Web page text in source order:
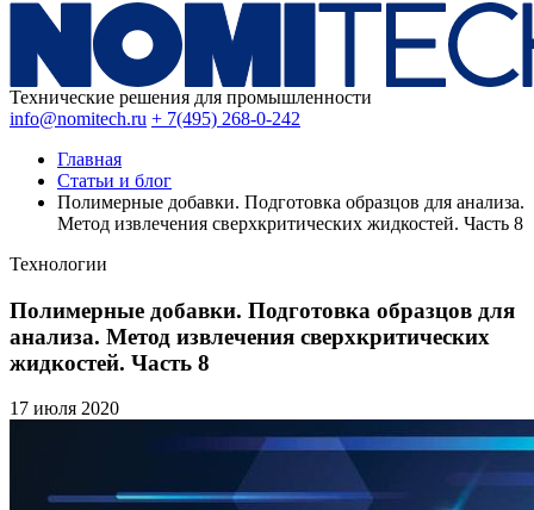
Технические решения для промышленности
info@nomitech.ru + 7(495) 268-0-242
Главная
Статьи и блог
Полимерные добавки. Подготовка образцов для анализа.
Метод извлечения сверхкритических жидкостей. Часть 8
Технологии
Полимерные добавки. Подготовка образцов для
анализа. Метод извлечения сверхкритических
жидкостей. Часть 8
17 июля 2020